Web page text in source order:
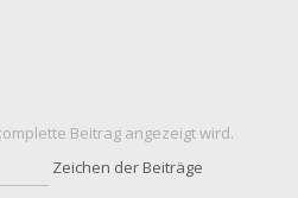
Beitrag angezeigt wird.
Zeichen der Beiträge